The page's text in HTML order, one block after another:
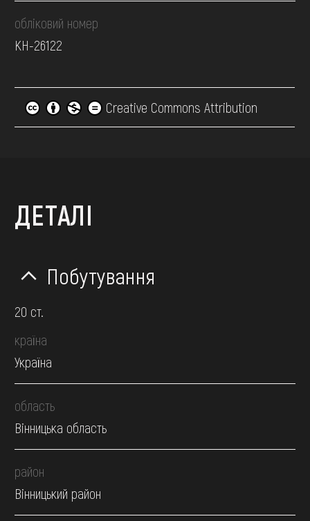
обліковий номер
КН-26122
Creative Commons Attribution
ДЕТАЛІ
Побутування
20 ст.
країна
Україна
область
Вінницька область
район
Вінницький район